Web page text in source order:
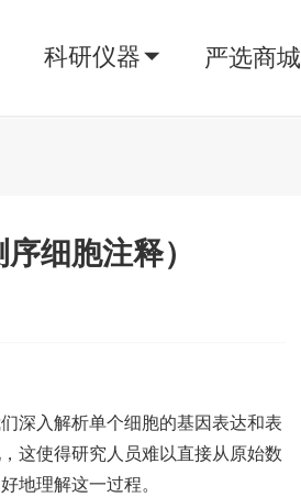
科研仪器 严选商城
细胞注释）
深入解析单个细胞的基因表达和表
这使得研究人员难以直接从原始数
地理解这一过程。